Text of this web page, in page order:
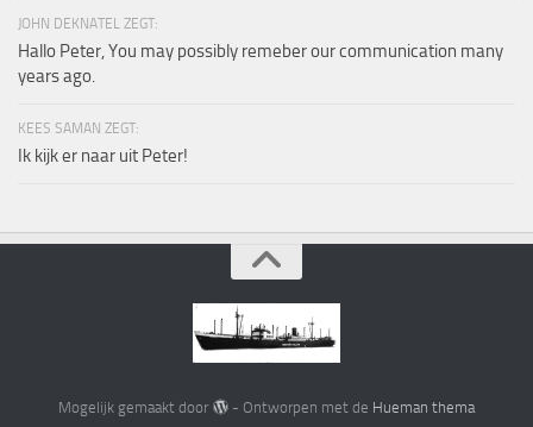
JOHN DEKNATEL ZEGT:
Hallo Peter, You may possibly remeber our communication many
years ago.
KEES SAMAN ZEGT:
Ik kijk er naar uit Peter!
Mogelijk gemaakt door - Ontworpen met de Hueman thema